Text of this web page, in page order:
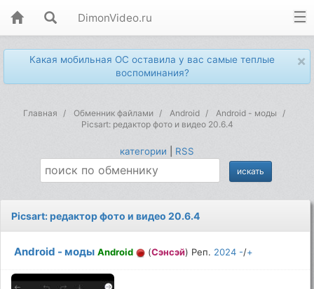
DimonVideo.ru
×
Какая мобильная ОС оставила у вас самые теплые
воспоминания?
Главная Обменник файлами Android
Android - моды
Picsart: редактор фото и видео 20.6.4
категории RSS
Picsart: редактор фото и видео 20.6.4
Android - моды Android (Сэнсэй) Реп. 2024 -/+